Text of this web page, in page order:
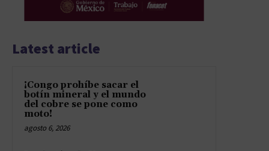
Latest article
¡Congo prohíbe sacar el
botín mineral y el mundo
del cobre se pone como
moto!
agosto 6, 2026